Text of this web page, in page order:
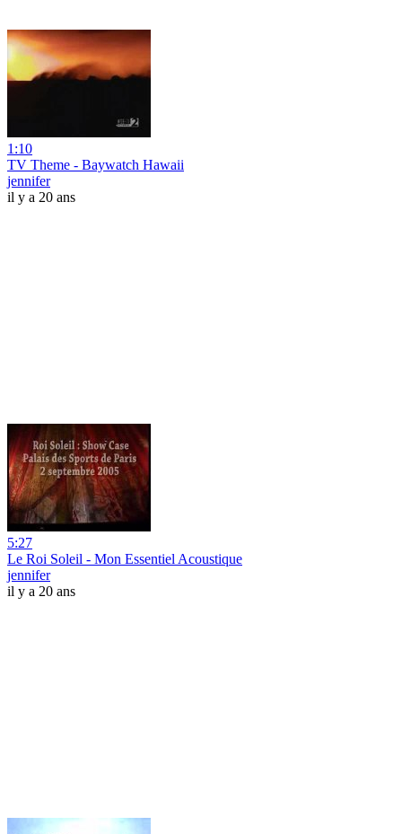
1:10
TV Theme - Baywatch Hawaii
jennifer
il y a 20 ans
5:27
Le Roi Soleil - Mon Essentiel Acoustique
jennifer
il y a 20 ans